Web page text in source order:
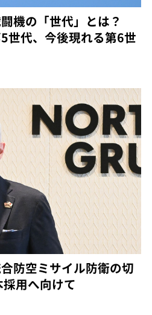
機の「世代」とは？
代、今後現れる第6世
防空ミサイル防衛の切
用へ向けて